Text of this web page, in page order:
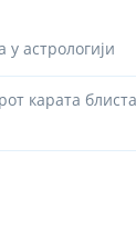
у астрологији
карата